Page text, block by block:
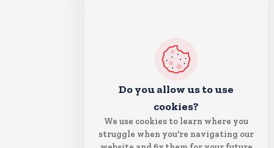
Do you allow us to use
cookies?
We use cookies to learn where you
struggle when you're navigating our